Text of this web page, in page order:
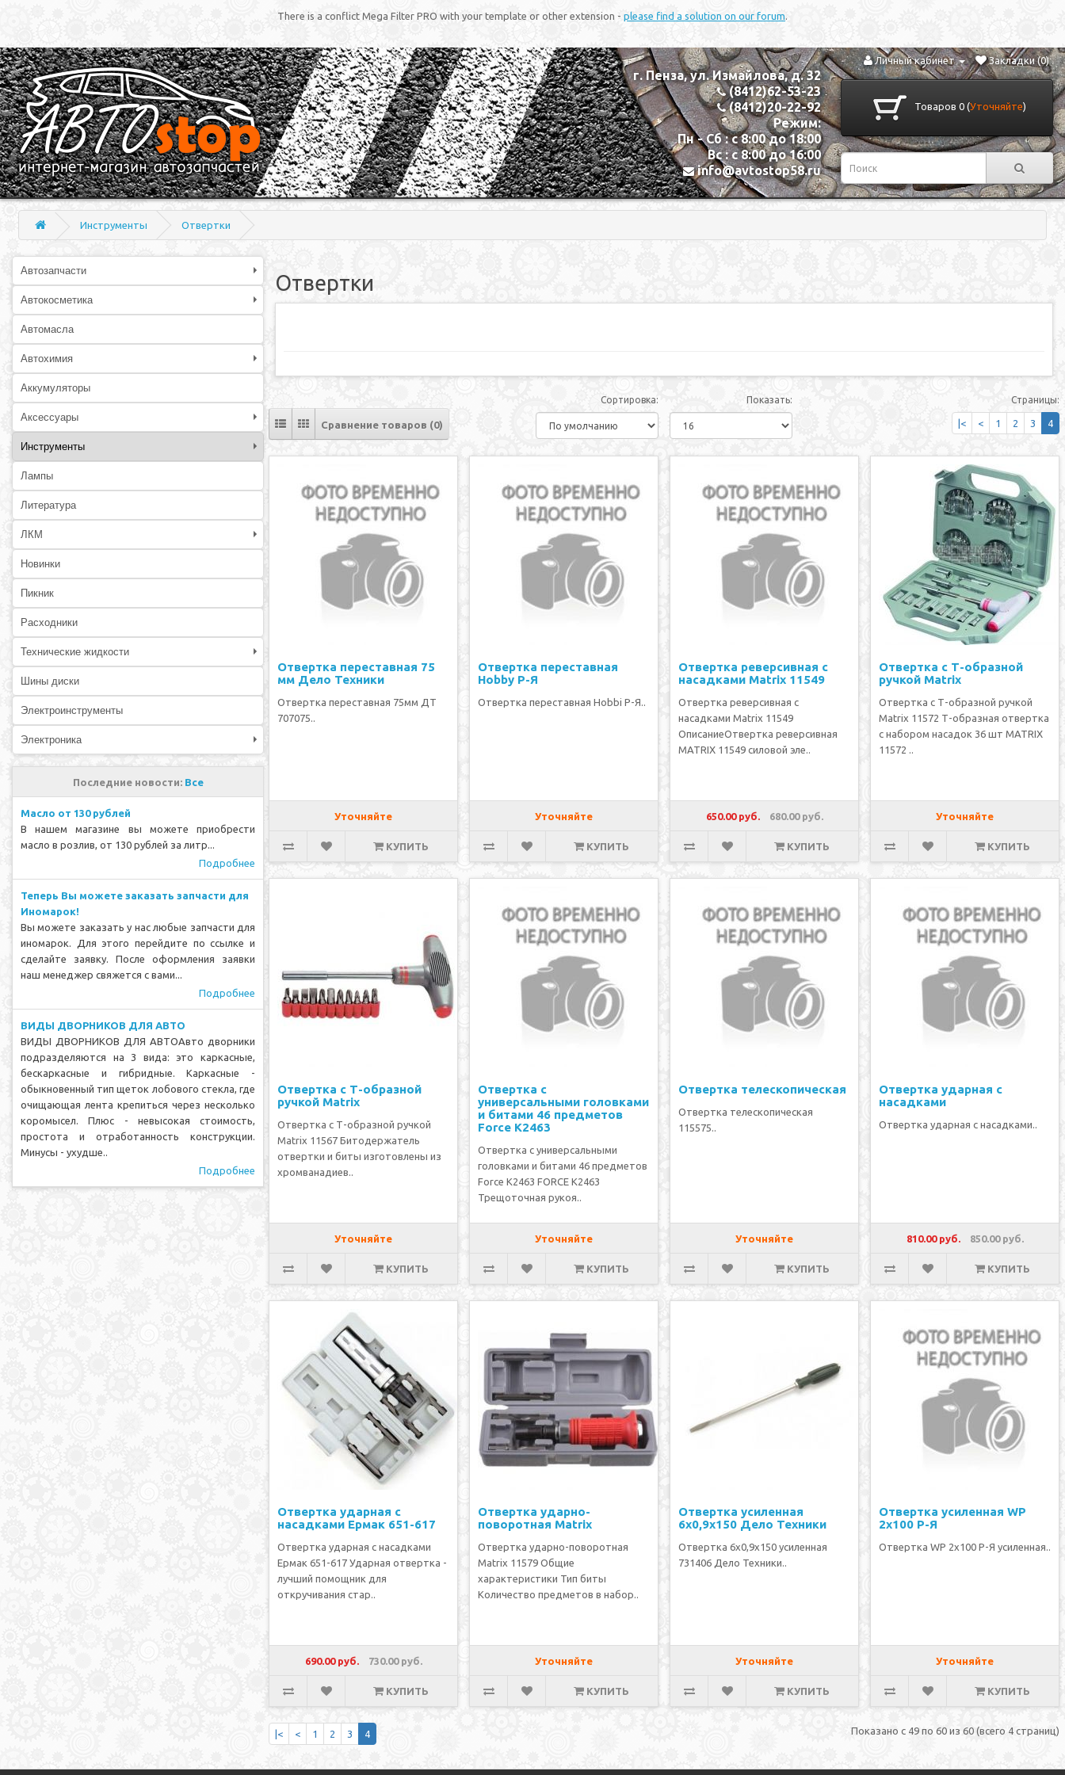
There is a conflict Mega Filter PRO with your template or other extension - please find a solution on our forum.
г. Пенза, ул. Измайлова, д. 32
(8412)62-53-23
(8412)20-22-92
Режим:
Пн - Сб : с 8:00 до 18:00
Вс : с 8:00 до 16:00
info@avtostop58.ru
Личный кабинет Закладки (0)
Товаров 0 (Уточняйте)
Инструменты Отвертки
Автозапчасти
Автокосметика
Автомасла
Автохимия
Аккумуляторы
Аксессуары
Инструменты
Лампы
Литература
ЛКМ
Новинки
Пикник
Расходники
Технические жидкости
Шины диски
Электроинструменты
Электроника
Последние новости: Все
Масло от 130 рублей
В нашем магазине вы можете приобрести
масло в розлив, от 130 рублей за литр...
Подробнее
Теперь Вы можете заказать запчасти для
Иномарок!
Вы можете заказать у нас любые запчасти для
иномарок. Для этого перейдите по ссылке и
сделайте заявку. После оформления заявки
наш менеджер свяжется с вами...
Подробнее
ВИДЫ ДВОРНИКОВ ДЛЯ АВТО
ВИДЫ ДВОРНИКОВ ДЛЯ АВТОАвто дворники
подразделяются на 3 вида: это каркасные,
бескаркасные и гибридные. Каркасные -
обыкновенный тип щеток лобового стекла, где
очищающая лента крепиться через несколько
коромысел. Плюс - невысокая стоимость,
простота и отработанность конструкции.
Минусы - ухудше..
Подробнее
Отвертки
Сравнение товаров (0)
Сортировка: Показать: Страницы:
|< < 1 2 3 4
Отвертка переставная 75
мм Дело Техники
Отвертка переставная 75мм ДТ
707075..
Уточняйте
КУПИТЬ
Отвертка переставная
Hobby Р-Я
Отвертка переставная Hobbi Р-Я..
Уточняйте
КУПИТЬ
Отвертка реверсивная с
насадками Matrix 11549
Отвертка реверсивная с
насадками Matrix 11549
ОписаниеОтвертка реверсивная
MATRIX 11549 силовой эле..
650.00 руб. 680.00 руб.
КУПИТЬ
Отвертка с Т-образной
ручкой Matrix
Отвертка с Т-образной ручкой
Matrix 11572 Т-образная отвертка
с набором насадок 36 шт MATRIX
11572 ..
Уточняйте
КУПИТЬ
Отвертка с Т-образной
ручкой Matrix
Отвертка с Т-образной ручкой
Matrix 11567 Битодержатель
отвертки и биты изготовлены из
хромванадиев..
Уточняйте
КУПИТЬ
Отвертка с
универсальными головками
и битами 46 предметов
Force К2463
Отвертка с универсальными
головками и битами 46 предметов
Force К2463 FORCE K2463
Трещоточная рукоя..
Уточняйте
КУПИТЬ
Отвертка телескопическая
Отвертка телескопическая
115575..
Уточняйте
КУПИТЬ
Отвертка ударная с
насадками
Отвертка ударная с насадками..
810.00 руб. 850.00 руб.
КУПИТЬ
Отвертка ударная с
насадками Ермак 651-617
Отвертка ударная с насадками
Ермак 651-617 Ударная отвертка -
лучший помощник для
откручивания стар..
690.00 руб. 730.00 руб.
КУПИТЬ
Отвертка ударно-
поворотная Matrix
Отвертка ударно-поворотная
Matrix 11579 Общие
характеристики Тип биты
Количество предметов в набор..
Уточняйте
КУПИТЬ
Отвертка усиленная
6х0,9х150 Дело Техники
Отвертка 6х0,9х150 усиленная
731406 Дело Техники..
Уточняйте
КУПИТЬ
Отвертка усиленная WP
2х100 Р-Я
Отвертка WP 2х100 Р-Я усиленная..
Уточняйте
КУПИТЬ
|< < 1 2 3 4 Показано с 49 по 60 из 60 (всего 4 страниц)